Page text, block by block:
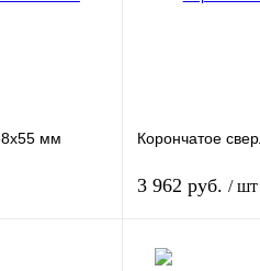
мм Корончатое
3 962 руб./ шт